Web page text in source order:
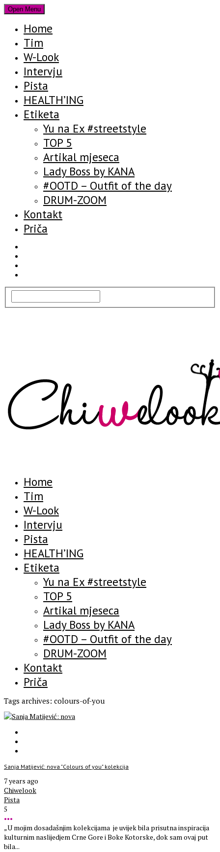
Open Menu
Home
Tim
W-Look
Intervju
Pista
HEALTH’ING
Etiketa
Yu na Ex #streetstyle
TOP 5
Artikal mjeseca
Lady Boss by KANA
#OOTD – Outfit of the day
DRUM-ZOOM
Kontakt
Priča
Home
Tim
W-Look
Intervju
Pista
HEALTH’ING
Etiketa
Yu na Ex #streetstyle
TOP 5
Artikal mjeseca
Lady Boss by KANA
#OOTD – Outfit of the day
DRUM-ZOOM
Kontakt
Priča
Tags archives: colours-of-you
Sanja Matijević: nova "Colours of you" kolekcija
7 years ago
Chiwelook
Pista
5
•••
„U mojim dosadašnjim kolekcijama je uvijek bila prisutna inspiracija
kulturnim naslijedjem Crne Gore i Boke Kotorske, dok sam ovaj put
bila...